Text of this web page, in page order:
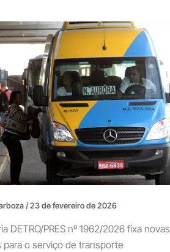
/23 de fevereiro de 2026
DETRO/PRES nº 1962/2026 fixa novas
para o serviço de transporte